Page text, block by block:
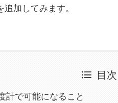
加してみます。
目次
計で可能になること